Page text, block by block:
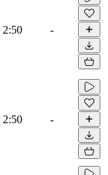
2:50 -
2:50 -